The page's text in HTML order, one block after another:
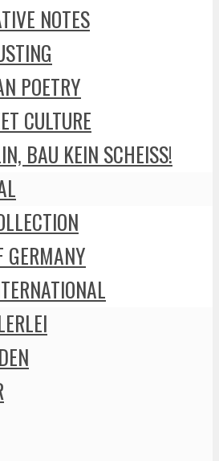
NOTES
POETRY
CULTURE
BAU KEIN SCHEISS!
GERMANY